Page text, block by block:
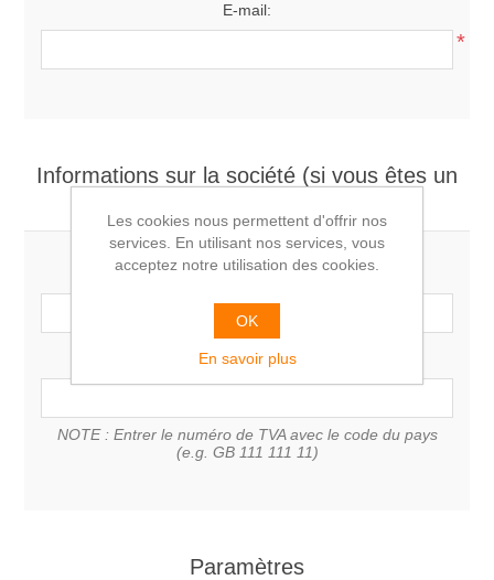
E-mail:
*
Informations sur la société (si vous êtes un
Société:
Numéro de TVA:
NOTE : Entrer le numéro de TVA avec le code du pays
(e.g. GB 111 111 11)
Paramètres
Les cookies nous permettent d'offrir nos
services. En utilisant nos services, vous
acceptez notre utilisation des cookies.
OK
En savoir plus